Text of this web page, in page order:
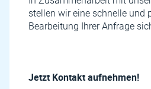
stellen wir eine schnelle und
Bearbeitung Ihrer Anfrage
Jetzt Kontakt aufnehmen!